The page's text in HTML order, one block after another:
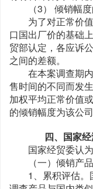
（3） 倾销幅度
为了对正常价值
口国出厂价的基础
贸部认定，各应诉
之间的差额。
在本案调查期内
售时间的不同而发
加权平均正常价值
的倾销幅度为该公
四、国家
国家经贸委认为
（一）倾销产品
1、累积评估。国